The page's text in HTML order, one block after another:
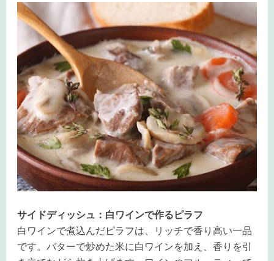
サイドディッシュ：白ワインで作るピラフ
白ワインで煮込んだピラフは、リッチで香り高い一品
です。バターで炒めた米に白ワインを加え、香りを引